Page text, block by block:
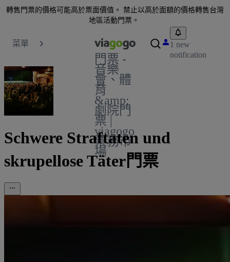
轉售門票的價格可能高於票面價值。 禁止以高於面額的價格轉售台灣
地區活動門票。
菜單
門票 -
音樂
會、體
育
&amp;
劇院門
票 |
viagogo
票務市
場
1 new
notification
Schwere Straftaten und
skrupellose Täter門票